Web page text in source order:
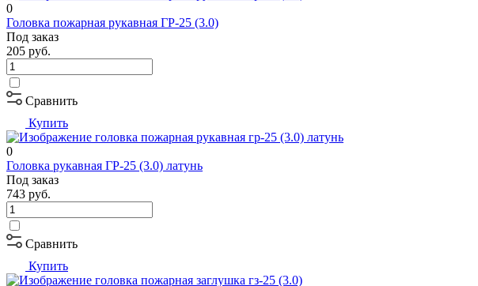
0
Головка пожарная рукавная ГР-25 (3.0)
Под заказ
205 руб.
Сравнить
Купить
0
Головка рукавная ГР-25 (3.0) латунь
Под заказ
743 руб.
Сравнить
Купить